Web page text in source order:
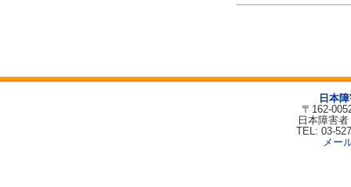
日本
〒162-
日本障害
TEL: 03-
メー